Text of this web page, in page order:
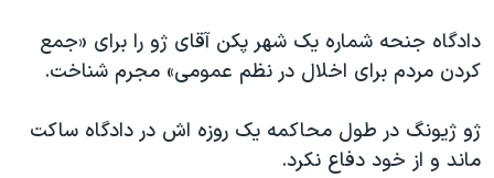
قانون شفافیت دارائی کادر رهبری ایران
اعتراضات مردمی آبان ۹۸
اسرائیل در جنگ
نرگس محمدی برنده جایزه نوبل صلح
دادگاه جنحه شماره یک شهر پکن آقای ژو را برای «جمع
کردن مردم برای اخلال در نظم عمومی» مجرم شناخت.
ژو ژیونگ در طول محاکمه یک روزه اش در دادگاه ساکت
ماند و از خود دفاع نکرد.